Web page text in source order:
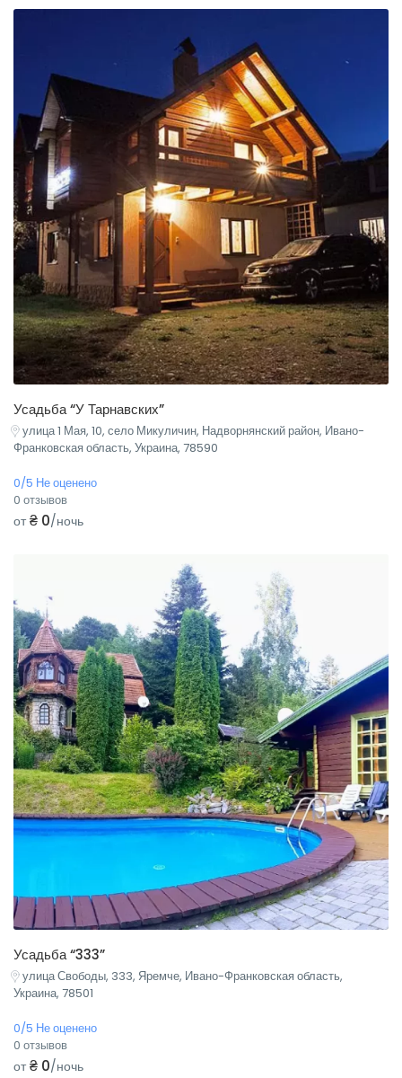
Усадьба “У Тарнавских”
улица 1 Мая, 10, село Микуличин, Надворнянский район, Ивано-
Франковская область, Украина, 78590
0/5 Не оценено
0 отзывов
от₴ 0/ночь
Усадьба “333”
улица Свободы, 333, Яремче, Ивано-Франковская область,
Украина, 78501
0/5 Не оценено
0 отзывов
от₴ 0/ночь